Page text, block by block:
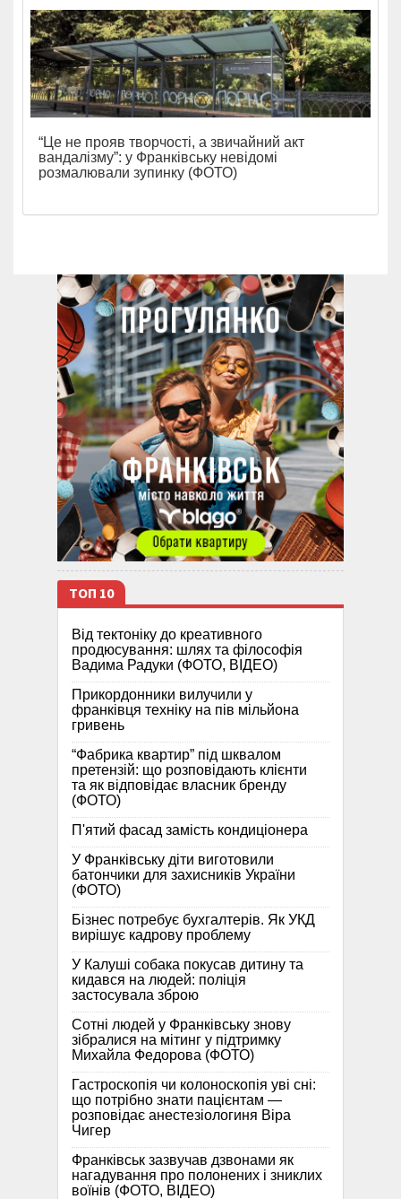
“Це не прояв творчості, а звичайний акт
вандалізму”: у Франківську невідомі
розмалювали зупинку (ФОТО)
ТОП 10
Від тектоніку до креативного
продюсування: шлях та філософія
Вадима Радуки (ФОТО, ВІДЕО)
Прикордонники вилучили у
франківця техніку на пів мільйона
гривень
“Фабрика квартир” під шквалом
претензій: що розповідають клієнти
та як відповідає власник бренду
(ФОТО)
П'ятий фасад замість кондиціонера
У Франківську діти виготовили
батончики для захисників України
(ФОТО)
Бізнес потребує бухгалтерів. Як УКД
вирішує кадрову проблему
У Калуші собака покусав дитину та
кидався на людей: поліція
застосувала зброю
Сотні людей у Франківську знову
зібралися на мітинг у підтримку
Михайла Федорова (ФОТО)
Гастроскопія чи колоноскопія уві сні:
що потрібно знати пацієнтам —
розповідає анестезіологиня Віра
Чигер
Франківськ зазвучав дзвонами як
нагадування про полонених і зниклих
воїнів (ФОТО, ВІДЕО)